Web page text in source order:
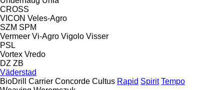
CROSS
VICON Veles-Agro
SZM SPM
Vermeer Vi-Agro Vigolo Visser
PSL
Vortex Vredo
DZ ZB
Väderstad
BioDrill
Carrier Concorde Cultus Rapid Spirit Tempo